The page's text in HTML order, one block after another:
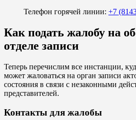
Телефон горячей линии: +7
Как подать жалобу на
отделе записи
Теперь перечислим все инстанции,
может жаловаться на орган записи
состояния в связи с незаконными
представителей.
Контакты для жалобы